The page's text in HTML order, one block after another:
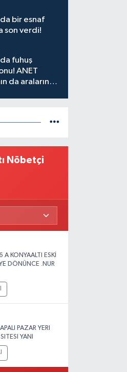
bir esnaf
son verdi!
fuhuş
ANET
da aralarında
Nöbetçi
KONYAALTI ESKİ
DÖNÜNCE .NUR
PAZAR YERI
YANI